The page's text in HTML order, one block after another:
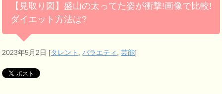
【見取り図】盛山の太ってた姿が衝撃!画像で比較!
ダイエット方法は?
2023年5月2日 [タレント ,バラエティ ,芸能]